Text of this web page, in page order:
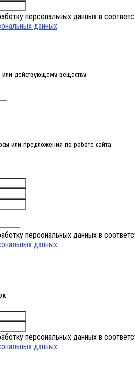
персональных данных в
данных
действующему веществу
или предложения по работе сайта
персональных данных в
данных
персональных данных в
данных